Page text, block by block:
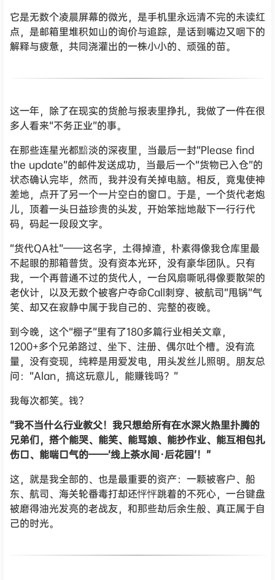
它是无数个凌晨屏幕的微光，是手机里永远清不完的未读红
点，是邮箱里堆积如山的询价与追踪，是话到嘴边又咽下的
解释与疲惫，共同浇灌出的一株小小的、顽强的苗。
这一年，除了在现实的货舱与报表里挣扎，我做了一件在很
多人看来“不务正业”的事。
在那些连星光都黯淡的深夜里，当最后一封“Please find
the update”的邮件发送成功，当最后一个“货物已入仓”的
状态确认完毕，然而，我并没有关掉电脑。相反，竟鬼使神
差地，点开了另一个一片空白的窗口。于是，一个货代老炮
儿，顶着一头日益珍贵的头发，开始笨拙地敲下一行行代
码，码起一段段文字。
“货代QA社”——这名字，土得掉渣，朴素得像我仓库里最
不起眼的那箱普货。没有资本光环，没有豪华团队。只有
我，一个再普通不过的货代人，一台风扇嘶吼得像要散架的
老伙计，以及无数个被客户夺命Call刺穿、被航司“甩锅”气
笑、却又在寂静中属于我自己的、完整的夜晚。
到今晚，这个“棚子”里有了180多篇行业相关文章，
1200+多个兄弟路过、坐下、注册、偶尔吐个槽。没有流
量，没有变现，纯粹是用爱发电，用头发丝儿照明。朋友总
问：“Alan，搞这玩意儿，能赚钱吗？”
我每次都笑。钱？
“我不当什么行业教父！我只想给所有在水深火热里扑腾的
兄弟们，搭个能哭、能笑、能骂娘、能抄作业、能互相包扎
伤口、能喘口气的——‘线上茶水间·后花园’！”
这，就是我全部的、也是最重要的资产：一颗被客户、船
东、航司、海关轮番毒打却还怦怦跳着的不死心，一台键盘
被磨得油光发亮的老战友，和那些劫后余生般、真正属于自
己的时光。